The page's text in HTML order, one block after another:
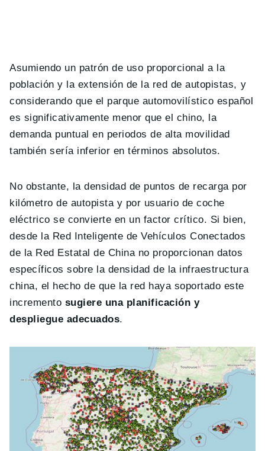
Asumiendo un patrón de uso proporcional a la
población y la extensión de la red de autopistas, y
considerando que el parque automovilístico español
es significativamente menor que el chino, la
demanda puntual en periodos de alta movilidad
también sería inferior en términos absolutos.
No obstante, la densidad de puntos de recarga por
kilómetro de autopista y por usuario de coche
eléctrico se convierte en un factor crítico. Si bien,
desde la Red Inteligente de Vehículos Conectados
de la Red Estatal de China no proporcionan datos
específicos sobre la densidad de la infraestructura
china, el hecho de que la red haya soportado este
incremento sugiere una planificación y
despliegue adecuados.